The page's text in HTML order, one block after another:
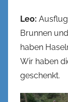
Leo:
Brunnen
haben
Wir haben
geschenkt.